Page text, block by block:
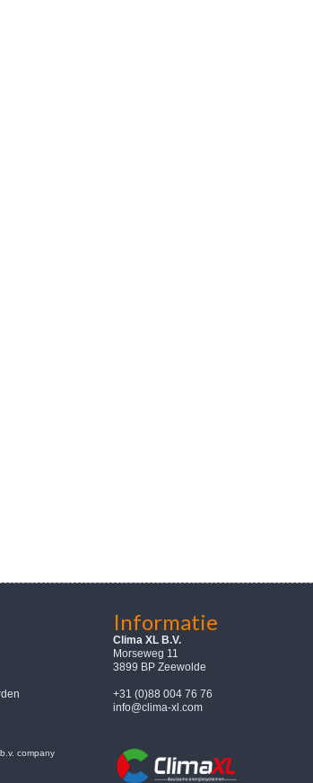
Informatie
Clima XL B.V.
Morseweg 11
3899 BP Zeewolde
+31 (0)88 004 76 76
info@clima-xl.com
company